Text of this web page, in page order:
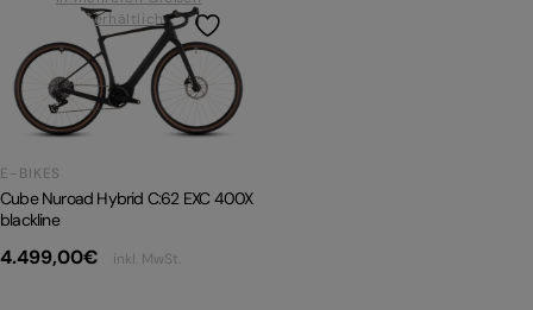
Alle entdecken
E-BIKE TOUR
PRODUKTRÜCKRUFE
erhältlich
E-BIKES
Cube Nuroad Hybrid C:62 EXC 400X
blackline
4.499,00€ inkl. MwSt.